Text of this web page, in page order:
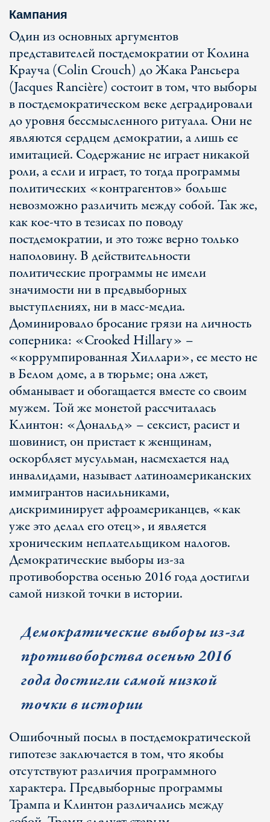
Кампания
Один из основных аргументов
представителей постдемократии от Колина
Крауча (Colin Crouch) до Жака Рансьера
(Jacques Rancière) состоит в том, что выборы
в постдемократическом веке деградировали
до уровня бессмысленного ритуала. Они не
являются сердцем демократии, а лишь ее
имитацией. Содержание не играет никакой
роли, а если и играет, то тогда программы
политических «контрагентов» больше
невозможно различить между собой. Так же,
как кое-что в тезисах по поводу
постдемократии, и это тоже верно только
наполовину. В действительности
политические программы не имели
значимости ни в предвыборных
выступлениях, ни в масс-медиа.
Доминировало бросание грязи на личность
соперника: «Crooked Hillary» –
«коррумпированная Хиллари», ее место не
в Белом доме, а в тюрьме; она лжет,
обманывает и обогащается вместе со своим
мужем. Той же монетой рассчиталась
Клинтон: «Дональд» – сексист, расист и
шовинист, он приcтает к женщинам,
оскорбляет мусульман, насмехается над
инвалидами, называет латиноамериканских
иммигрантов насильниками,
дискриминирует афроамериканцев, «как
уже это делал его отец», и является
хроническим неплательщиком налогов.
Демократические выборы из-за
противоборства осенью 2016 года достигли
самой низкой точки в истории.
Демократические выборы из-за
противоборства осенью 2016
года достигли самой низкой
точки в истории
Ошибочный посыл в постдемократической
гипотезе заключается в том, что якобы
отсутствуют различия программного
характера. Предвыборные программы
Трампа и Клинтон различались между